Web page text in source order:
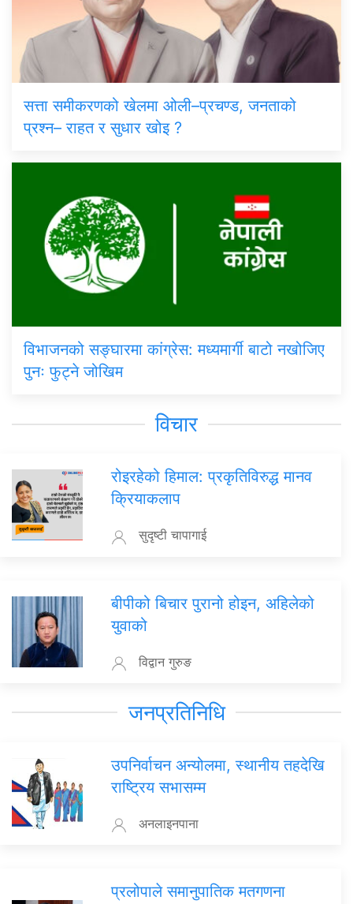
सत्ता समीकरणको खेलमा ओली–प्रचण्ड, जनताको
प्रश्न– राहत र सुधार खोइ ?
विभाजनको सङ्घारमा कांग्रेस: मध्यमार्गी बाटो नखोजिए
पुनः फुट्ने जोखिम
विचार
रोइरहेको हिमाल: प्रकृतिविरुद्ध मानव
क्रियाकलाप
सुदृष्टी चापागाई
बीपीको बिचार पुरानो होइन, अहिलेको
युवाको
विद्वान गुरुङ
जनप्रतिनिधि
उपनिर्वाचन अन्योलमा, स्थानीय तहदेखि
राष्ट्रिय सभासम्म
अनलाइनपाना
प्रलोपाले समानुपातिक मतगणना